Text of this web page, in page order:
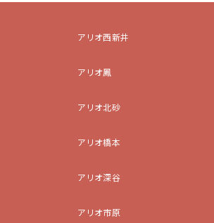
アリオ西新井
アリオ鳳
アリオ北砂
アリオ橋本
アリオ深谷
アリオ市原